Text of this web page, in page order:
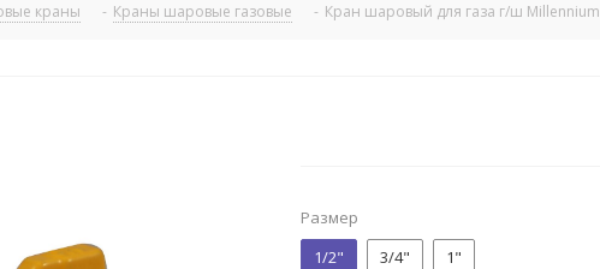
краны - Краны шаровые газовые - Кран шаровый для газа г/ш Millennium
Размер
1/2"
3/4" 1"